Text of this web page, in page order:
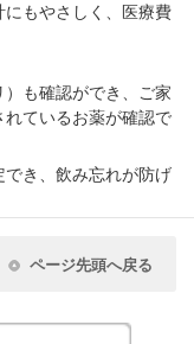
もやさしく、医療費
も確認ができ、ご家
ているお薬が確認で
き、飲み忘れが防げ
ページ先頭へ戻る